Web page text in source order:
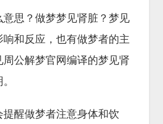
意思？做梦梦见肾脏？梦见
和反应，也有做梦者的主
公解梦官网编译的梦见肾
醒做梦者注意身体和饮